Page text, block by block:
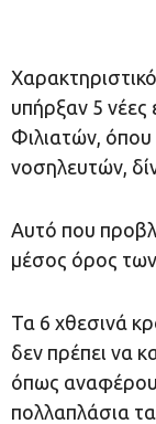
υπήρξαν 5 νέες
Φιλιατών,
νοσηλευτών,
Αυτό που
μέσος όρος των
Τα 6 χθεσινά
δεν πρέπει να
όπως αναφέρουν
πολλαπλάσια